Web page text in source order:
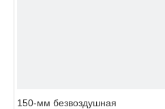
150-мм безвоздушная